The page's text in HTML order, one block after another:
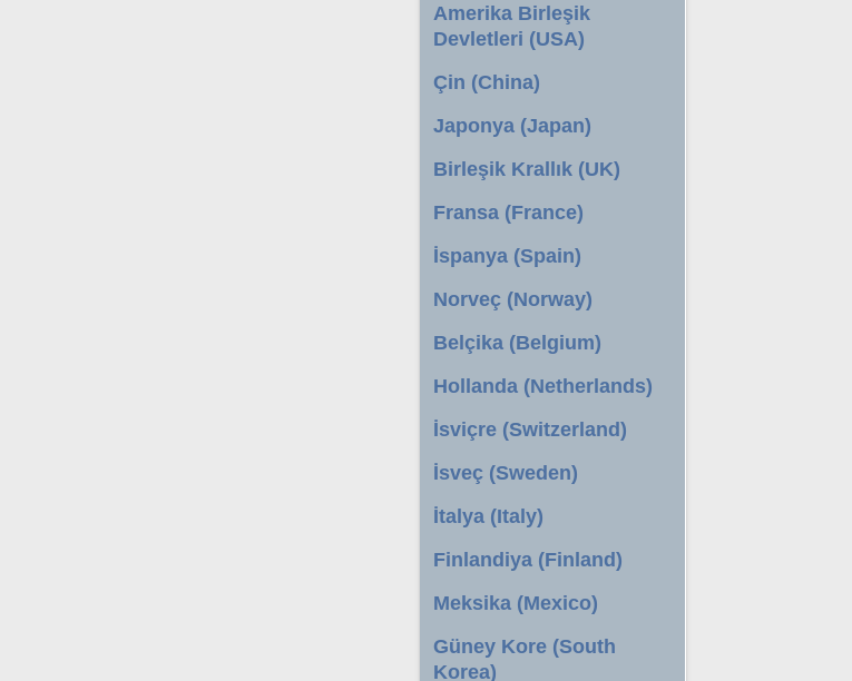
Amerika Birleşik
Devletleri (USA)
Çin (China)
Japonya (Japan)
Birleşik Krallık (UK)
Fransa (France)
İspanya (Spain)
Norveç (Norway)
Belçika (Belgium)
Hollanda (Netherlands)
İsviçre (Switzerland)
İsveç (Sweden)
İtalya (Italy)
Finlandiya (Finland)
Meksika (Mexico)
Güney Kore (South
Korea)